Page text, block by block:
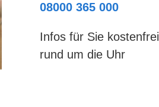
08000 365 000
Infos für Sie kostenfrei
rund um die Uhr